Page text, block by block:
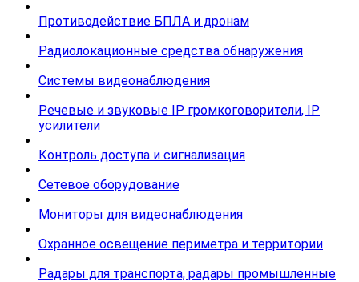
Противодействие БПЛА и дронам
Радиолокационные средства обнаружения
Системы видеонаблюдения
Речевые и звуковые IP громкоговорители, IP
усилители
Контроль доступа и сигнализация
Сетевое оборудование
Мониторы для видеонаблюдения
Охранное освещение периметра и территории
Радары для транспорта, радары промышленные